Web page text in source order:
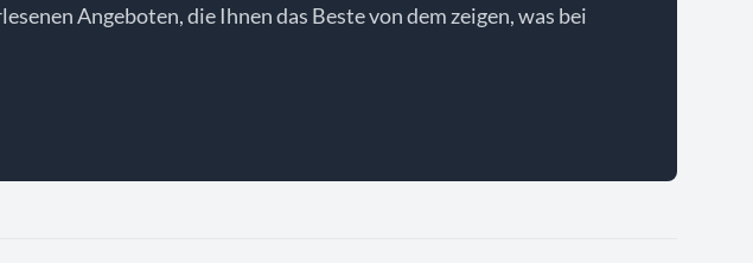
Angeboten, die Ihnen das Beste von dem zeigen, was bei